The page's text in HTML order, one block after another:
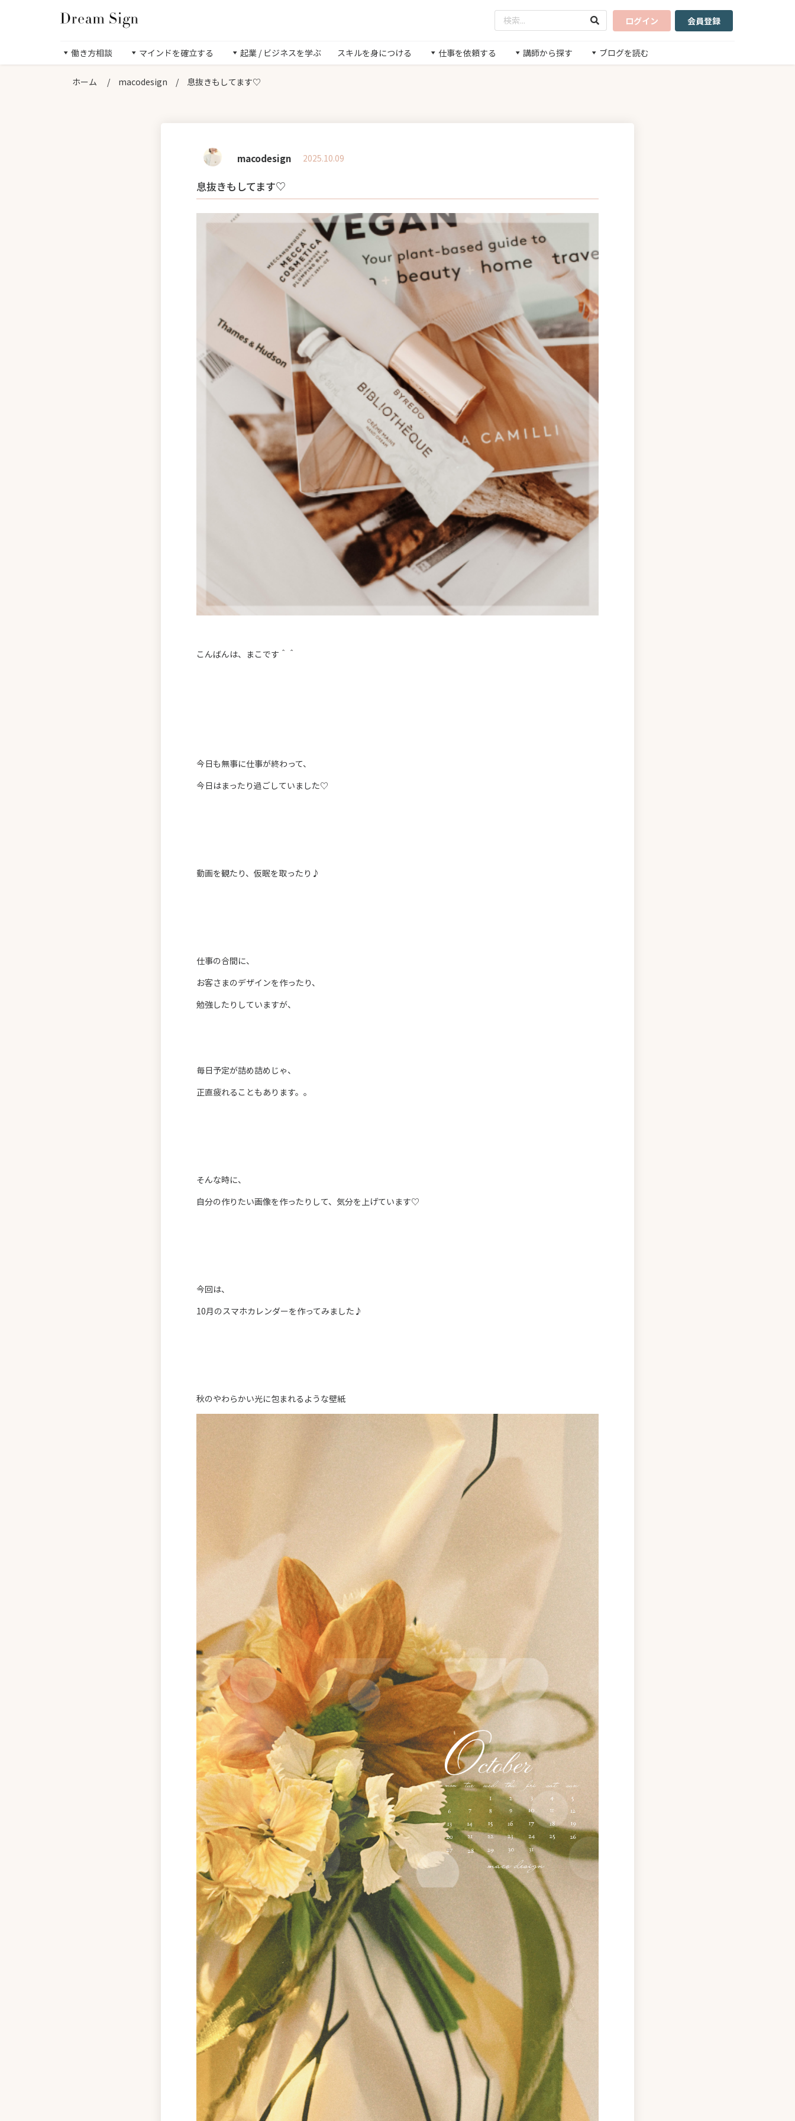
ログイン 会員登録
働き方相談 マインドを確立する 起業 / ビジネスを学ぶ スキルを身につける 仕事を依頼する 講師から探す ブログを読む
ホーム / macodesign / 息抜きもしてます♡
macodesign 2025.10.09
息抜きもしてます♡
こんばんは、まこです＾＾
今日も無事に仕事が終わって、
今日はまったり過ごしていました♡
動画を観たり、仮眠を取ったり♪
仕事の合間に、
お客さまのデザインを作ったり、
勉強したりしていますが、
毎日予定が詰め詰めじゃ、
正直疲れることもあります。。
そんな時に、
自分の作りたい画像を作ったりして、気分を上げています♡
今回は、
10月のスマホカレンダーを作ってみました♪
秋のやわらかい光に包まれるような壁紙